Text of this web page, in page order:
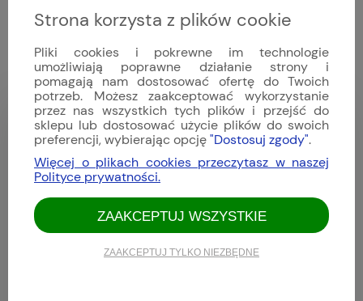
1
Bartek
Dodano: 2026-04-09
Opinia zweryfikowana
Strona korzysta z plików cookie
Pliki cookies i pokrewne im technologie
umożliwiają poprawne działanie strony i
pomagają nam dostosować ofertę do Twoich
potrzeb. Możesz zaakceptować wykorzystanie
przez nas wszystkich tych plików i przejść do
sklepu lub dostosować użycie plików do swoich
preferencji, wybierając opcję"Dostosuj zgody".
Więcej o plikach cookies przeczytasz w naszej
Polityce prywatności.
ZAAKCEPTUJ TYLKO NIEZBĘDNE
ZAAKCEPTUJ WSZYSTKIE